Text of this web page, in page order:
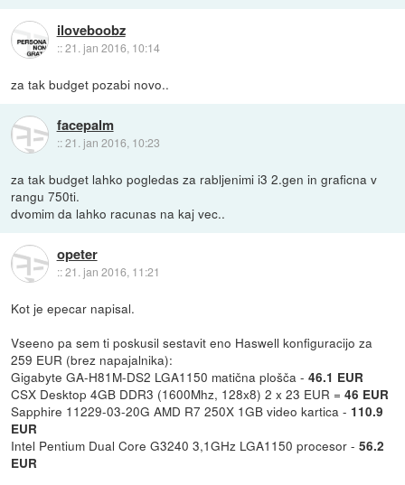
iloveboobz
::21. jan 2016, 10:14
za tak budget pozabi novo..
facepalm
::21. jan 2016, 10:23
za tak budget lahko pogledas za rabljenimi i3 2.gen in graficna v
rangu 750ti.
dvomim da lahko racunas na kaj vec..
opeter
::21. jan 2016, 11:21
Kot je epecar napisal.
Vseeno pa sem ti poskusil sestavit eno Haswell konfiguracijo za
259 EUR (brez napajalnika):
Gigabyte GA-H81M-DS2 LGA1150 matična plošča -46.1 EUR
CSX Desktop 4GB DDR3 (1600Mhz, 128x8) 2 x 23 EUR =46 EUR
Sapphire 11229-03-20G AMD R7 250X 1GB video kartica - 110.9
EUR
Intel Pentium Dual Core G3240 3,1GHz LGA1150 procesor -56.2
EUR